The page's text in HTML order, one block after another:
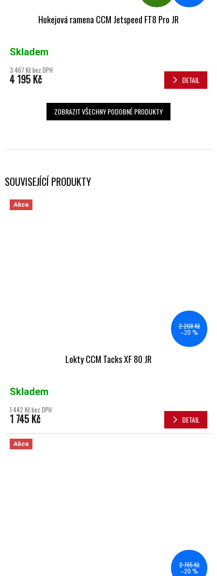
SOUVISEJÍCÍ PRODUKTY
Akce
2 208 Kč
–20 %
Lokty CCM Tacks XF 80 JR
Skladem
1 442 Kč bez DPH
1 745 Kč DETAIL
Akce
2 765 Kč
–20 %
Hokejová ramena CCM Jetspeed FT8 Pro JR
Skladem
3 467 Kč bez DPH
4 195 Kč DETAIL
ZOBRAZIT VŠECHNY PODOBNÉ PRODUKTY